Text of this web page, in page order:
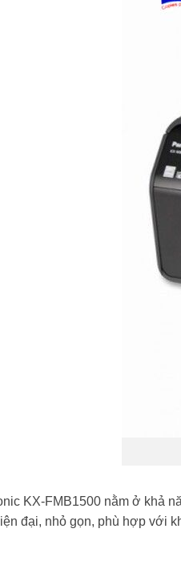
KX-FMB1500 nằm ở khả
đại, nhỏ gọn, phù hợp với